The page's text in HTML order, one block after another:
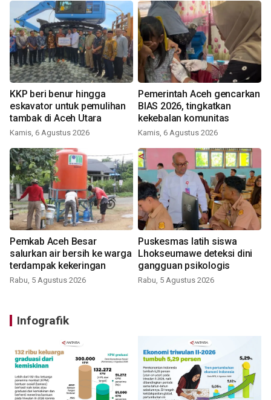
KKP beri benur hingga
eskavator untuk pemulihan
tambak di Aceh Utara
Kamis, 6 Agustus 2026
Pemerintah Aceh gencarkan
BIAS 2026, tingkatkan
kekebalan komunitas
Kamis, 6 Agustus 2026
Pemkab Aceh Besar
salurkan air bersih ke warga
terdampak kekeringan
Rabu, 5 Agustus 2026
Puskesmas latih siswa
Lhokseumawe deteksi dini
gangguan psikologis
Rabu, 5 Agustus 2026
Infografik